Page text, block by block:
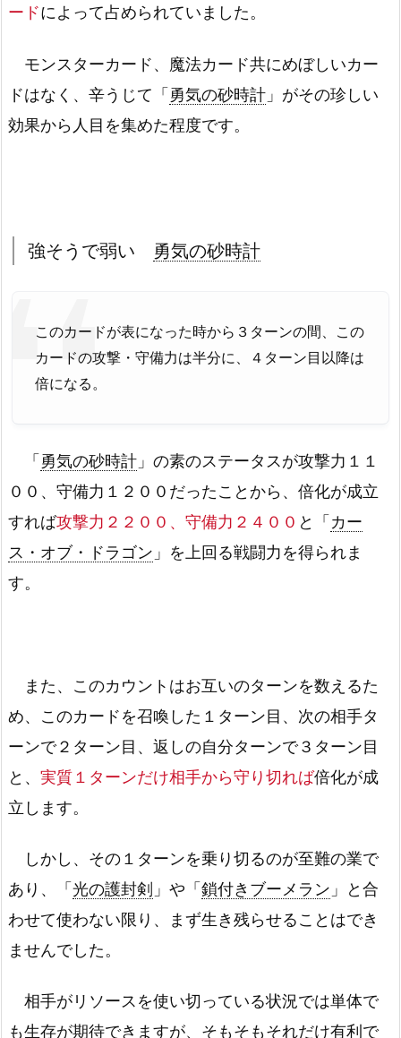
ードによって占められていました。
モンスターカード、魔法カード共にめぼしいカー
ドはなく、辛うじて「 勇気の砂時計 」がその珍しい
効果から人目を集めた程度です。
強そうで弱い 勇気の砂時計
このカードが表になった時から３ターンの間、この
カードの攻撃・守備力は半分に、４ターン目以降は
倍になる。
「 勇気の砂時計 」の素のステータスが攻撃力１１
００、守備力１２００だったことから、倍化が成立
すれば攻撃力２２００、守備力２４００ と「 カー
ス・オブ・ドラゴン 」を上回る戦闘力を得られま
す。
また、このカウントはお互いのターンを数えるた
め、このカードを召喚した１ターン目、次の相手タ
ーンで２ターン目、返しの自分ターンで３ターン目
と、 実質１ターンだけ相手から守り切れば倍化が成
立します。
しかし、その１ターンを乗り切るのが至難の業で
あり、「 光の護封剣 」や「 鎖付きブーメラン 」と合
わせて使わない限り、まず生き残らせることはでき
ませんでした。
相手がリソースを使い切っている状況では単体で
も生存が期待できますが、そもそもそれだけ有利で